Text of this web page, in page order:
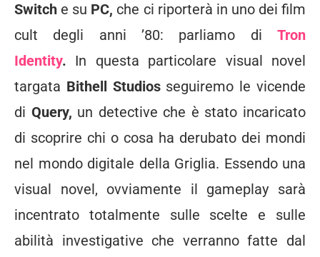
Switch e su PC, che ci riporterà in uno dei film
cult degli anni ’80: parliamo di Tron
Identity. In questa particolare visual novel
targata Bithell Studios seguiremo le vicende
di Query, un detective che è stato incaricato
di scoprire chi o cosa ha derubato dei mondi
nel mondo digitale della Griglia. Essendo una
visual novel, ovviamente il gameplay sarà
incentrato totalmente sulle scelte e sulle
abilità investigative che verranno fatte dal